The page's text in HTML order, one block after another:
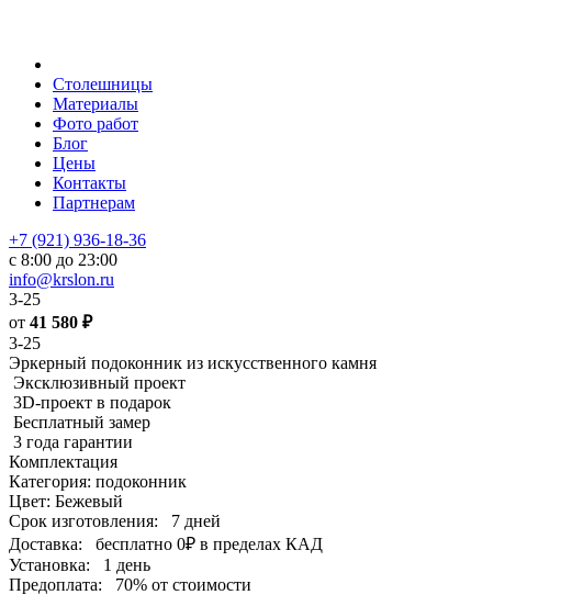
Столешницы
Материалы
Фото работ
Блог
Цены
Контакты
Партнерам
+7 (921) 936-18-36
с 8:00 до 23:00
info@krslon.ru
3-25
от 41 580 ₽
3-25
Эркерный подоконник из искусственного камня
Эксклюзивный проект
3D-проект в подарок
Бесплатный замер
3 года гарантии
Комплектация
Категория: подоконник
Цвет: Бежевый
Срок изготовления:
7 дней
Доставка:
бесплатно 0₽ в пределах КАД
Установка:
1 день
Предоплата:
70% от стоимости